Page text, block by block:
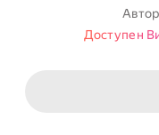
Автор
Доступен